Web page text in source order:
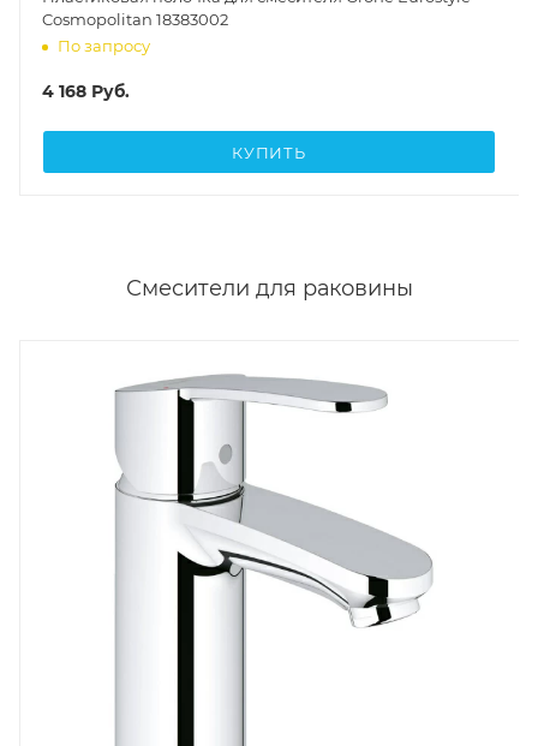
Cosmopolitan 18383002
По запросу
4 168 Руб.
КУПИТЬ
Смесители для раковины